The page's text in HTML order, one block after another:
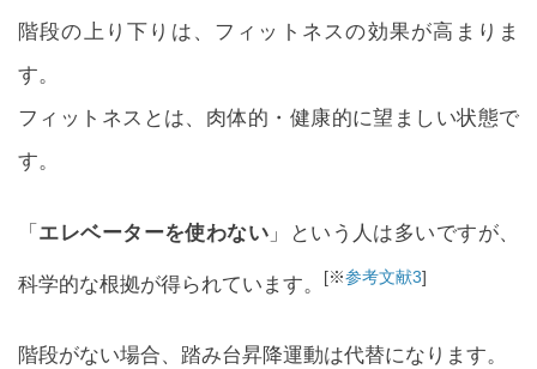
階段の上り下りは、フィットネスの効果が高まりま
す。
フィットネスとは、肉体的・健康的に望ましい状態で
す。
「 エレベーターを使わない 」という人は多いですが、
科学的な根拠が得られています。 [※参考文献3]
階段がない場合、踏み台昇降運動は代替になります。